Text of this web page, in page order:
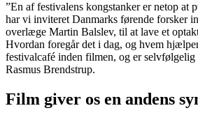
”En af festivalens kongstanker er netop at
har vi inviteret Danmarks førende forsker
overlæge Martin Balslev, til at lave et
Hvordan foregår det i dag, og hvem
festivalcafé inden filmen, og er
Rasmus Brendstrup.
Film giver os en andens